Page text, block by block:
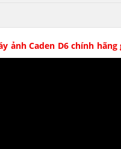
ảnh Caden D6 chính